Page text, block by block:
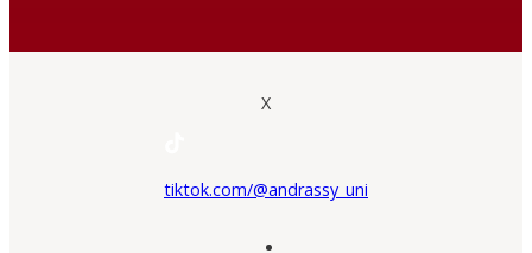
X
tiktok.com/@andrassy_uni